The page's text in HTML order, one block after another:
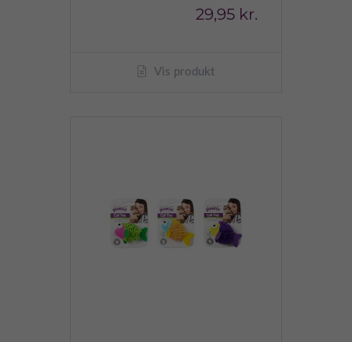
29,95 kr.
Vis produkt